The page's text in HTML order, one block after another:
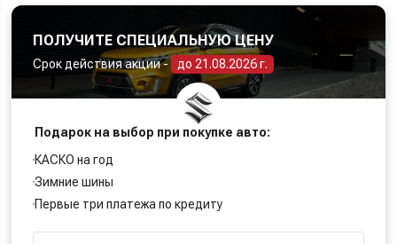
ПОЛУЧИТЕ СПЕЦИАЛЬНУЮ ЦЕНУ
Срок действия акции - до 21.08.2026 г.
Подарок на выбор при покупке авто:
КАСКО на год
Зимние шины
Первые три платежа по кредиту